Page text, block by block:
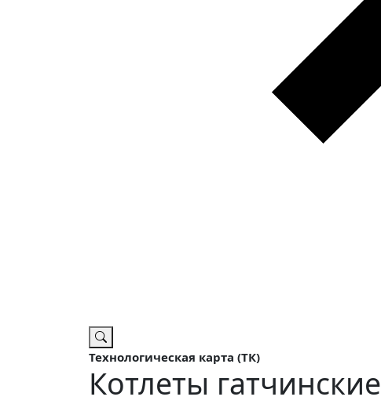
Технологическая карта (ТК)
Котлеты гатчинские